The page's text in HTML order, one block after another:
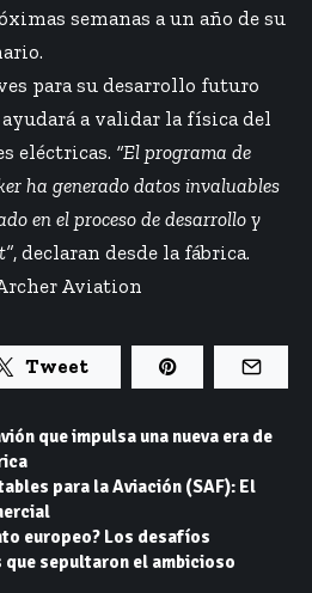
semanas a un año de su
para su desarrollo futuro
a validar la física del
eléctricas. “El programa de
ha generado datos invaluables
en el proceso de desarrollo y
, declaran desde la fábrica.
Aviation
Tweet
que impulsa una nueva era de
para la Aviación (SAF): El
europeo? Los desafíos
sepultaron el ambicioso